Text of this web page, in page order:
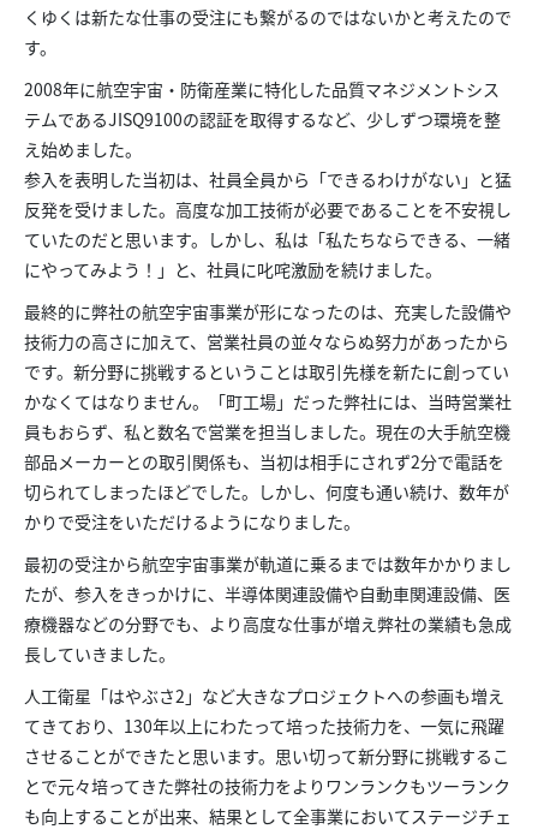
くゆくは新たな仕事の受注にも繋がるのではないかと考えたので
す。
2008年に航空宇宙・防衛産業に特化した品質マネジメントシス
テムであるJISQ9100の認証を取得するなど、少しずつ環境を整
え始めました。
参入を表明した当初は、社員全員から「できるわけがない」と猛
反発を受けました。高度な加工技術が必要であることを不安視し
ていたのだと思います。しかし、私は「私たちならできる、一緒
にやってみよう！」と、社員に叱咤激励を続けました。
最終的に弊社の航空宇宙事業が形になったのは、充実した設備や
技術力の高さに加えて、営業社員の並々ならぬ努力があったから
です。新分野に挑戦するということは取引先様を新たに創ってい
かなくてはなりません。「町工場」だった弊社には、当時営業社
員もおらず、私と数名で営業を担当しました。現在の大手航空機
部品メーカーとの取引関係も、当初は相手にされず2分で電話を
切られてしまったほどでした。しかし、何度も通い続け、数年が
かりで受注をいただけるようになりました。
最初の受注から航空宇宙事業が軌道に乗るまでは数年かかりまし
たが、参入をきっかけに、半導体関連設備や自動車関連設備、医
療機器などの分野でも、より高度な仕事が増え弊社の業績も急成
長していきました。
人工衛星「はやぶさ2」など大きなプロジェクトへの参画も増え
てきており、130年以上にわたって培った技術力を、一気に飛躍
させることができたと思います。思い切って新分野に挑戦するこ
とで元々培ってきた弊社の技術力をよりワンランクもツーランク
も向上することが出来、結果として全事業においてステージチェ